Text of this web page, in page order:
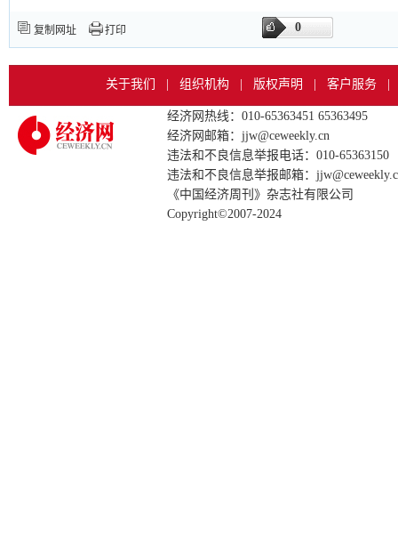
复制网址 打印 0
关于我们 组织机构 版权声明 客户服务
经济网热线：010-65363451 65363495
经济网邮箱：jjw@ceweekly.cn
违法和不良信息举报电话：010-65363150
违法和不良信息举报邮箱：
《中国经济周刊》杂志社有限公司
Copyright©2007-2024